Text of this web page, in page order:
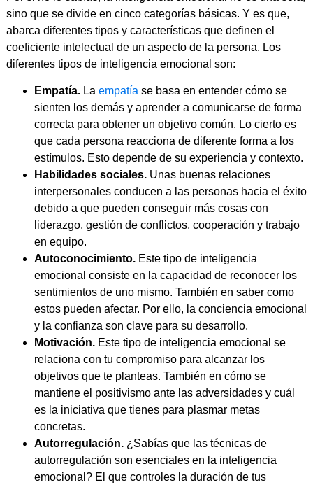
sino que se divide en cinco categorías básicas. Y es que,
abarca diferentes tipos y características que definen el
coeficiente intelectual de un aspecto de la persona. Los
diferentes tipos de inteligencia emocional son:
Empatía.La empatía se basa en entender cómo se
sienten los demás y aprender a comunicarse de forma
correcta para obtener un objetivo común. Lo cierto es
que cada persona reacciona de diferente forma a los
estímulos. Esto depende de su experiencia y contexto.
Habilidades sociales.Unas buenas relaciones
interpersonales conducen a las personas hacia el éxito
debido a que pueden conseguir más cosas con
liderazgo, gestión de conflictos, cooperación y trabajo
en equipo.
Autoconocimiento. Este tipo de inteligencia
emocional consiste en la capacidad de reconocer los
sentimientos de uno mismo. También en saber como
estos pueden afectar. Por ello, la conciencia emocional
y la confianza son clave para su desarrollo.
Motivación. Este tipo de inteligencia emocional se
relaciona con tu compromiso para alcanzar los
objetivos que te planteas. También en cómo se
mantiene el positivismo ante las adversidades y cuál
es la iniciativa que tienes para plasmar metas
concretas.
Autorregulación. ¿Sabías que las técnicas de
autorregulación son esenciales en la inteligencia
emocional? El que controles la duración de tus